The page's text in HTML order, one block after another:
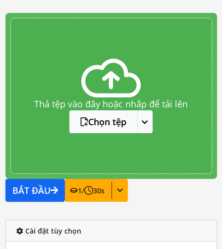
Thả tệp vào đây hoặc nhấp để tải lên
Chọn tệp
BẮT ĐẦU 1/ 30s
Cài đặt tùy chọn